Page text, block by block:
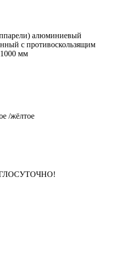
алюминиевый
с противоскользящим
мм
/жёлтое